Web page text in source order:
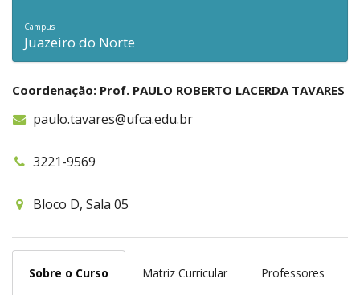
Campus
Juazeiro do Norte
Coordenação: Prof. PAULO ROBERTO LACERDA TAVARES
paulo.tavares@ufca.edu.br
3221-9569
Bloco D, Sala 05
Sobre o Curso Matriz Curricular Professores